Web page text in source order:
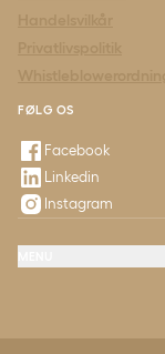
FØLG OS
Facebook
Linkedin
Instagram